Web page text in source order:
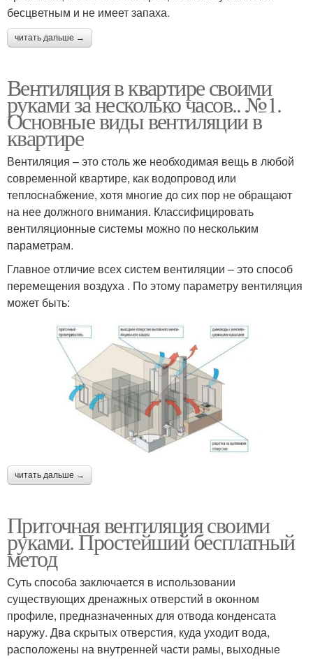
бесцветным и не имеет запаха.
читать дальше →
Вентиляция в квартире своими
руками за несколько часов.. №1.
Основные виды вентиляции в
квартире
Вентиляция – это столь же необходимая вещь в любой
современной квартире, как водопровод или
теплоснабжение, хотя многие до сих пор не обращают
на нее должного внимания. Классифицировать
вентиляционные системы можно по нескольким
параметрам.
Главное отличие всех систем вентиляции – это способ
перемещения воздуха . По этому параметру вентиляция
может быть:
читать дальше →
Приточная вентиляция своими
руками. Простейший бесплатный
метод
Суть способа заключается в использовании
существующих дренажных отверстий в оконном
профиле, предназначенных для отвода конденсата
наружу. Два скрытых отверстия, куда уходит вода,
расположены на внутренней части рамы, выходные